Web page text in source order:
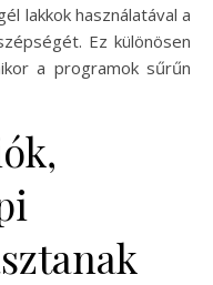
lakkok használatával a
Ez különösen
a programok sűrűn